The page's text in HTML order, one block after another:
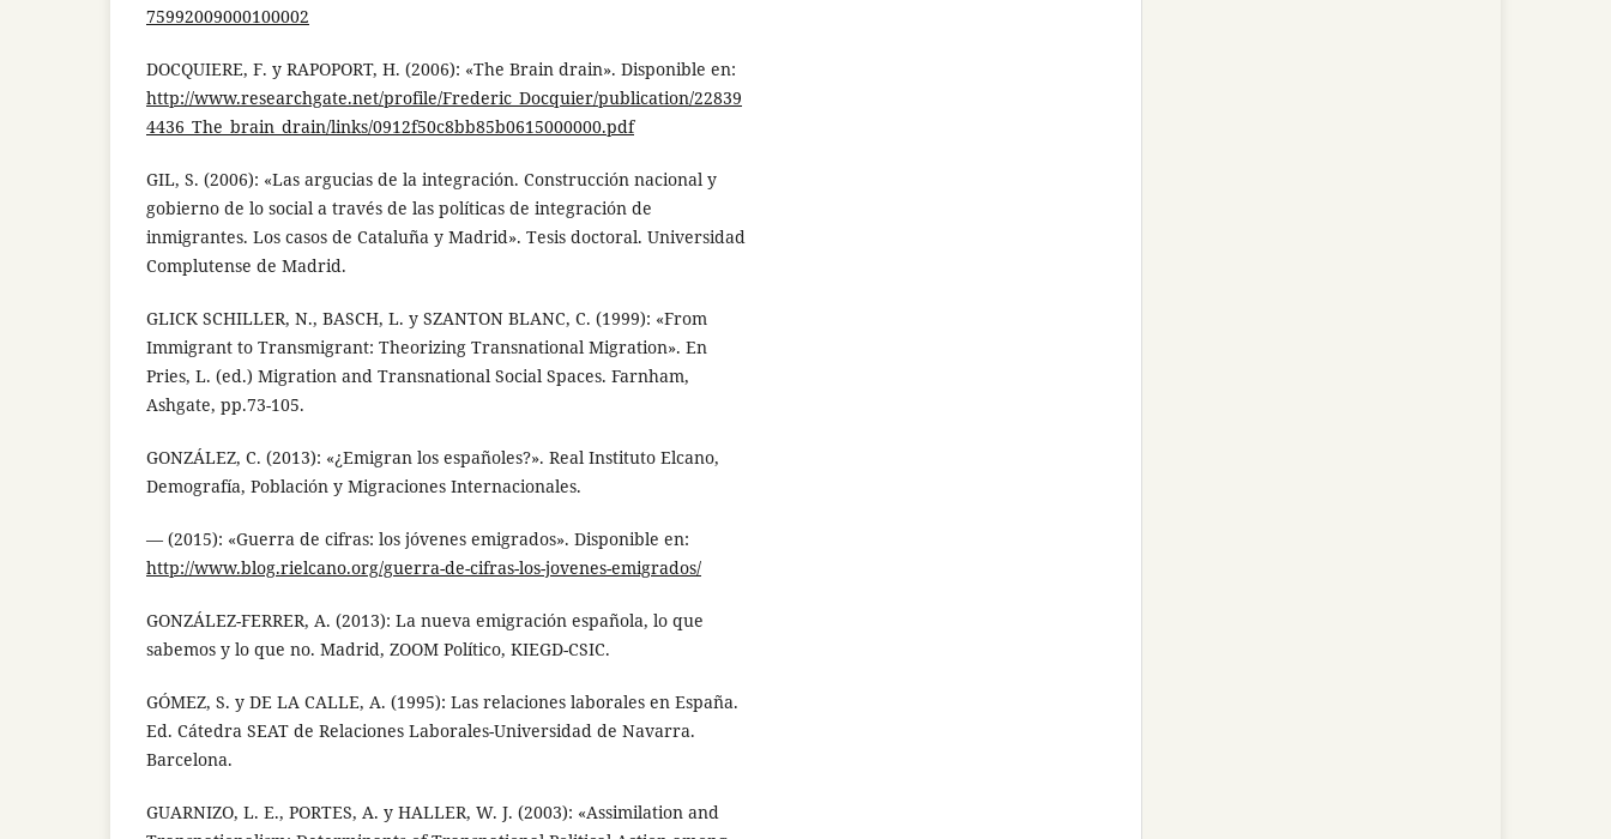
75992009000100002
DOCQUIERE, F. y RAPOPORT, H. (2006): «The Brain drain». Disponible en:
http://www.researchgate.net/profile/Frederic_Docquier/publication/22839
4436_The_brain_drain/links/0912f50c8bb85b0615000000.pdf
GIL, S. (2006): «Las argucias de la integración. Construcción nacional y
gobierno de lo social a través de las políticas de integración de
inmigrantes. Los casos de Cataluña y Madrid». Tesis doctoral. Universidad
Complutense de Madrid.
GLICK SCHILLER, N., BASCH, L. y SZANTON BLANC, C. (1999): «From
Immigrant to Transmigrant: Theorizing Transnational Migration». En
Pries, L. (ed.) Migration and Transnational Social Spaces. Farnham,
Ashgate, pp.73-105.
GONZÁLEZ, C. (2013): «¿Emigran los españoles?». Real Instituto Elcano,
Demografía, Población y Migraciones Internacionales.
— (2015): «Guerra de cifras: los jóvenes emigrados». Disponible en:
http://www.blog.rielcano.org/guerra-de-cifras-los-jovenes-emigrados/
GONZÁLEZ-FERRER, A. (2013): La nueva emigración española, lo que
sabemos y lo que no. Madrid, ZOOM Político, KIEGD-CSIC.
GÓMEZ, S. y DE LA CALLE, A. (1995): Las relaciones laborales en España.
Ed. Cátedra SEAT de Relaciones Laborales-Universidad de Navarra.
Barcelona.
GUARNIZO, L. E., PORTES, A. y HALLER, W. J. (2003): «Assimilation and